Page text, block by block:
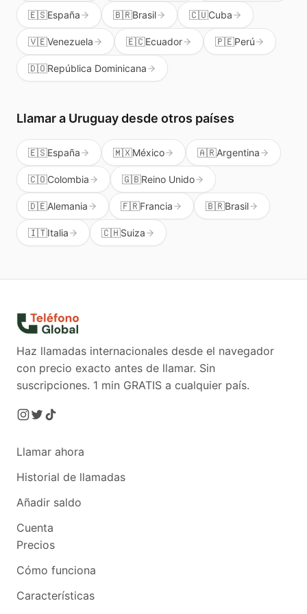
🇪🇸España 🇧🇷Brasil 🇨🇺Cuba
🇻🇪Venezuela 🇪🇨Ecuador 🇵🇪Perú
🇩🇴República Dominicana
Llamar a Uruguaydesde otros países
🇪🇸España 🇲🇽México 🇦🇷Argentina
🇨🇴Colombia 🇬🇧Reino Unido
🇩🇪Alemania 🇫🇷Francia 🇧🇷Brasil
🇮🇹Italia 🇨🇭Suiza
Haz llamadas internacionales desde el navegador
con precio exacto antes de llamar. Sin
suscripciones. 1 min GRATIS a cualquier país.
Llamar ahora
Historial de llamadas
Añadir saldo
Cuenta
Precios
Cómo funciona
Características